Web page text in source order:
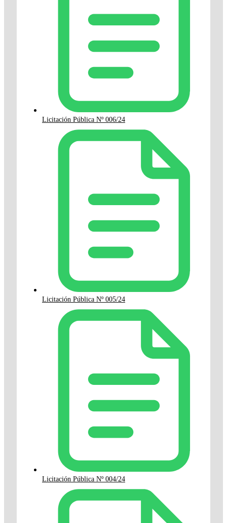
Licitación Pública Nº 006/24
Licitación Pública Nº 005/24
Licitación Pública Nº 004/24